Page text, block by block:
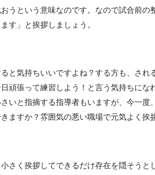
う という意味なのです。 なので試合前の
ます」と挨拶しましょう。
と気持ちいいですよね？ する方も、され
頑張って練習しよう！ と言う気持ちにな
いと指摘する指導者もいますが、 今一度
ますか？ 雰囲気の悪い職場で元気よく挨
小さく挨拶してできるだけ存在を隠そうと